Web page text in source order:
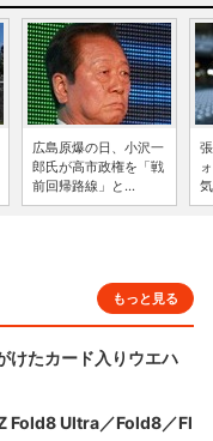
広島原爆の日、小沢一
郎氏が高市政権を「戦
前回帰路線」と...
もっと見る
けたカード入りウエハ
Fold8 Ultra／Fold8／Fl